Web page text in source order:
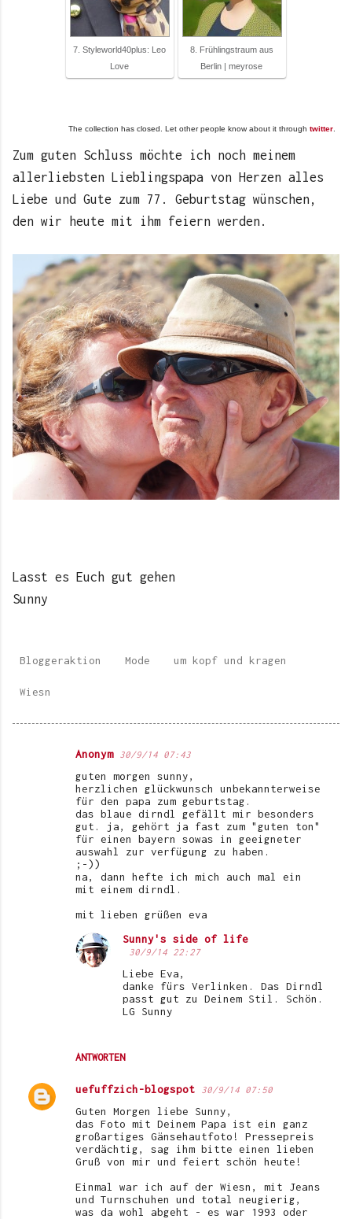
7. Styleworld40plus: Leo
Love
8. Frühlingstraum aus
Berlin | meyrose
The collection has closed. Let other people know about it through twitter.
Zum guten Schluss möchte ich noch meinem
allerliebsten Lieblingspapa von Herzen alles
Liebe und Gute zum 77. Geburtstag wünschen,
den wir heute mit ihm feiern werden.
Lasst es Euch gut gehen
Sunny
Bloggeraktion Mode um kopf und kragen
Wiesn
Anonym 30/9/14 07:43
guten morgen sunny,
herzlichen glückwunsch unbekannterweise
für den papa zum geburtstag.
das blaue dirndl gefällt mir besonders
gut. ja, gehört ja fast zum "guten ton"
für einen bayern sowas in geeigneter
auswahl zur verfügung zu haben.
;-))
na, dann hefte ich mich auch mal ein
mit einem dirndl.
mit lieben grüßen eva
ANTWORTEN
Sunny's side of life
30/9/14 22:27
Liebe Eva,
danke fürs Verlinken. Das Dirndl
passt gut zu Deinem Stil. Schön.
LG Sunny
uefuffzich-blogspot 30/9/14 07:50
Guten Morgen liebe Sunny,
das Foto mit Deinem Papa ist ein ganz
großartiges Gänsehautfoto! Pressepreis
verdächtig, sag ihm bitte einen lieben
Gruß von mir und feiert schön heute!
Einmal war ich auf der Wiesn, mit Jeans
und Turnschuhen und total neugierig,
was da wohl abgeht - es war 1993 oder